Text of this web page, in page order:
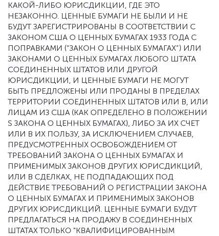
КАКОЙ-ЛИБО ЮРИСДИКЦИИ, ГДЕ ЭТО
НЕЗАКОННО. ЦЕННЫЕ БУМАГИ НЕ БЫЛИ И НЕ
БУДУТ ЗАРЕГИСТРИРОВАНЫ В СООТВЕТСТВИИ С
ЗАКОНОМ США О ЦЕННЫХ БУМАГАХ 1933 ГОДА С
ПОПРАВКАМИ (“ЗАКОН О ЦЕННЫХ БУМАГАХ”) ИЛИ
ЗАКОНАМИ О ЦЕННЫХ БУМАГАХ ЛЮБОГО ШТАТА
СОЕДИНЕННЫХ ШТАТОВ ИЛИ ДРУГОЙ
ЮРИСДИКЦИИ, И ЦЕННЫЕ БУМАГИ НЕ МОГУТ
БЫТЬ ПРЕДЛОЖЕНЫ ИЛИ ПРОДАНЫ В ПРЕДЕЛАХ
ТЕРРИТОРИИ СОЕДИНЕННЫХ ШТАТОВ ИЛИ В, ИЛИ
ЛИЦАМ ИЗ США (КАК ОПРЕДЕЛЕНО В ПОЛОЖЕНИИ
S ЗАКОНА О ЦЕННЫХ БУМАГАХ), ЛИБО ЗА ИХ СЧЕТ
ИЛИ В ИХ ПОЛЬЗУ, ЗА ИСКЛЮЧЕНИЕМ СЛУЧАЕВ,
ПРЕДУСМОТРЕННЫХ ОСВОБОЖДЕНИЕМ ОТ
ТРЕБОВАНИЙ ЗАКОНА О ЦЕННЫХ БУМАГАХ И
ПРИМЕНИМЫХ ЗАКОНОВ ДРУГИХ ЮРИСДИКЦИЙ,
ИЛИ В СДЕЛКАХ, НЕ ПОДПАДАЮЩИХ ПОД
ДЕЙСТВИЕ ТРЕБОВАНИЙ О РЕГИСТРАЦИИ ЗАКОНА
О ЦЕННЫХ БУМАГАХ И ПРИМЕНИМЫХ ЗАКОНОВ
ДРУГИХ ЮРИСДИКЦИЙ. ЦЕННЫЕ БУМАГИ БУДУТ
ПРЕДЛАГАТЬСЯ НА ПРОДАЖУ В СОЕДИНЕННЫХ
ШТАТАХ ТОЛЬКО "КВАЛИФИЦИРОВАННЫМ